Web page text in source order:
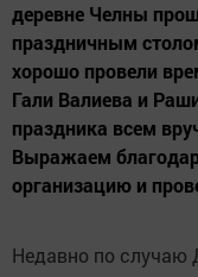
деревне Челны
праздничным
хорошо провели
Гали Валиева и
праздника всем
Выражаем
организацию и
Недавно по